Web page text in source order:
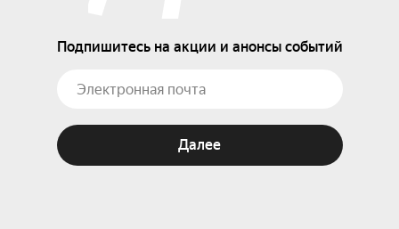
Подпишитесь на акции и анонсы событий
Далее